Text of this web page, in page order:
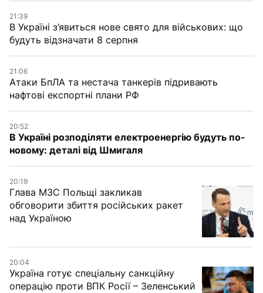
21:39
В Україні з’явиться нове свято для військових: що
будуть відзначати 8 серпня
21:06
Атаки БпЛА та нестача танкерів підривають
нафтові експортні плани РФ
20:52
В Україні розподіляти електроенергію будуть по-
новому: деталі від Шмигаля
20:19
Глава МЗС Польщі закликав
обговорити збиття російських ракет
над Україною
20:04
Україна готує спеціальну санкційну
операцію проти ВПК Росії – Зеленський